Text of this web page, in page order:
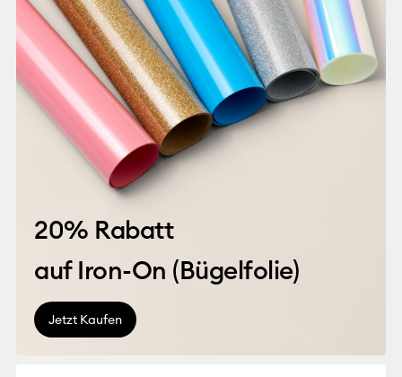
20% Rabatt
auf Iron-On (Bügelfolie)
Jetzt Kaufen